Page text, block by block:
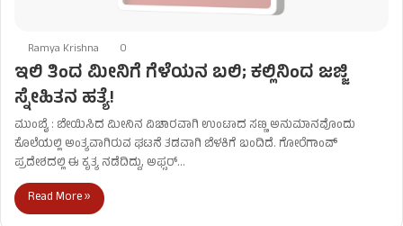
Ramya Krishna 0
ಇಲಿ ತಿಂದ ಮೀನಿಗೆ ಗೆಳೆಯನ ಬಲಿ; ಕಲ್ಲಿನಿಂದ ಜಜ್ಜಿ
ಸ್ನೇಹಿತನ ಹತ್ಯೆ!
ಮುಂಬೈ : ಬೇಯಿಸಿದ ಮೀನಿನ ವಿಚಾರವಾಗಿ ಉಂಟಾದ ಸಣ್ಣ ಅನುಮಾನವೊಂದು
ಕೊಲೆಯಲ್ಲಿ ಅಂತ್ಯವಾಗಿರುವ ಘಟನೆ ತಡವಾಗಿ ಬೆಳಕಿಗೆ ಬಂದಿದೆ. ಗೋರೆಗಾಂವ್
ಪ್ರದೇಶದಲ್ಲಿ ಈ ಕೃತ್ಯ ನಡೆದಿದ್ದು, ಅಫ್ಸರ್…
Read More »